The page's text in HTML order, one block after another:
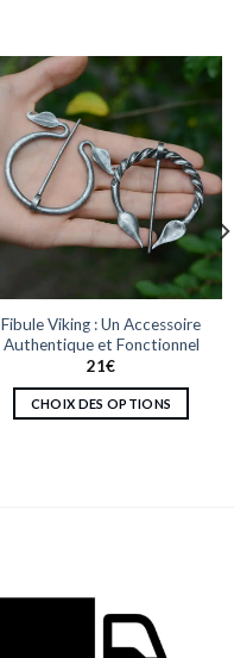
Fibule Viking : Un Accessoire
Authentique et Fonctionnel
21€
CHOIX DES OPTIONS